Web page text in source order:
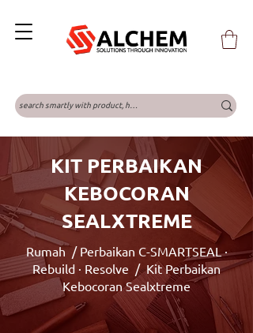
KIT PERBAIKAN
KEBOCORAN
SEALXTREME
Rumah / Perbaikan C-SMARTSEAL ·
Rebuild · Resolve / Kit Perbaikan
Kebocoran Sealxtreme